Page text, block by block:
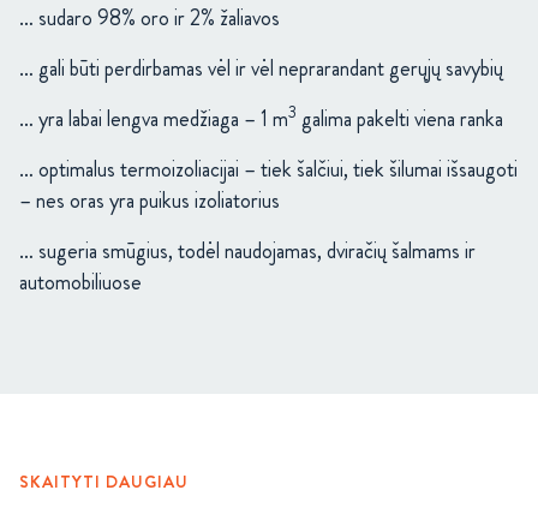
… sudaro 98% oro ir 2% žaliavos
… gali būti perdirbamas vėl ir vėl neprarandant gerųjų savybių
… yra labai lengva medžiaga – 1 m3 galima pakelti viena ranka
… optimalus termoizoliacijai – tiek šalčiui, tiek šilumai išsaugoti
– nes oras yra puikus izoliatorius
… sugeria smūgius, todėl naudojamas, dviračių šalmams ir
automobiliuose
SKAITYTI DAUGIAU